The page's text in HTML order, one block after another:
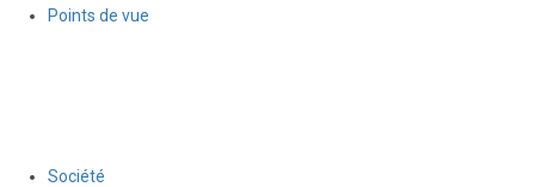
Points de vue
Société